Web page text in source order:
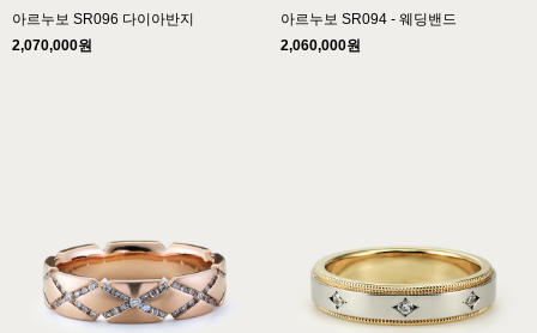
아르누보 SR096 다이아반지
2,070,000원
아르누보 SR094 - 웨딩밴드
2,060,000원